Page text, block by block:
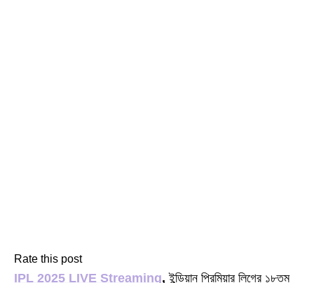
Rate this post
IPL 2025 LIVE Streaming, ইন্ডিয়ান প্রিমিয়ার লিগের ১৮তম